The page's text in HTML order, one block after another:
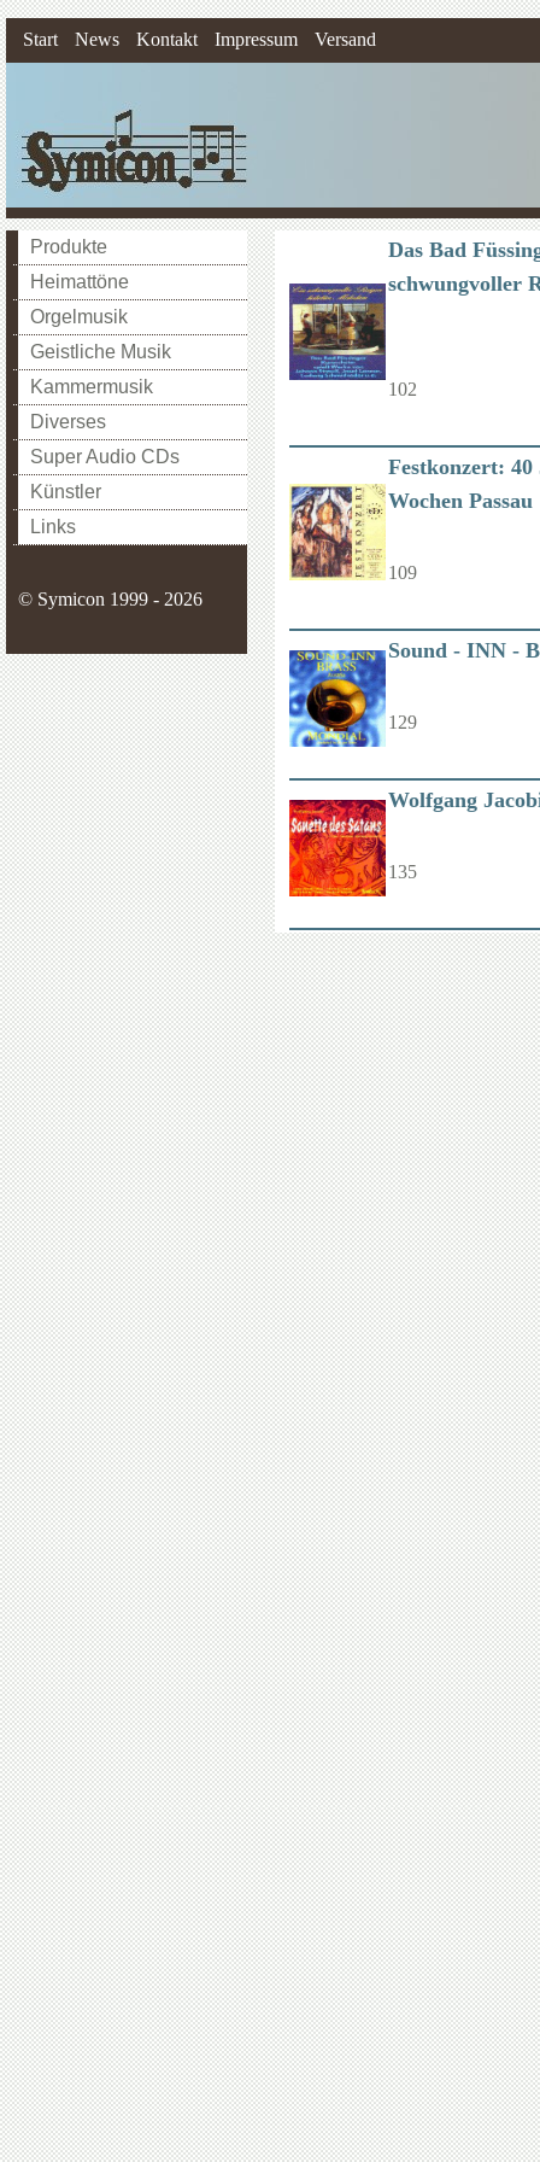
Start News Kontakt Impressum Versand
Das Bad
schwungvoller
102
Festkonzert: 40
Wochen Passau
109
Sound - INN -
129
Wolfgang
135
Produkte
Heimattöne
Orgelmusik
Geistliche Musik
Kammermusik
Diverses
Super Audio CDs
Künstler
Links
© Symicon 1999 - 2026